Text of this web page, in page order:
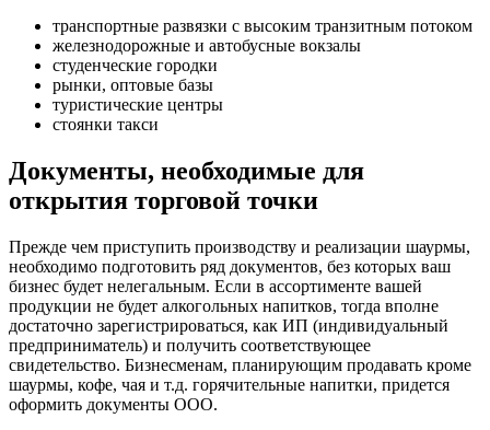
транспортные развязки с высоким транзитным потоком
железнодорожные и автобусные вокзалы
студенческие городки
рынки, оптовые базы
туристические центры
стоянки такси
Документы, необходимые для
открытия торговой точки
Прежде чем приступить производству и реализации шаурмы,
необходимо подготовить ряд документов, без которых ваш
бизнес будет нелегальным. Если в ассортименте вашей
продукции не будет алкогольных напитков, тогда вполне
достаточно зарегистрироваться, как ИП (индивидуальный
предприниматель) и получить соответствующее
свидетельство. Бизнесменам, планирующим продавать кроме
шаурмы, кофе, чая и т.д. горячительные напитки, придется
оформить документы ООО.